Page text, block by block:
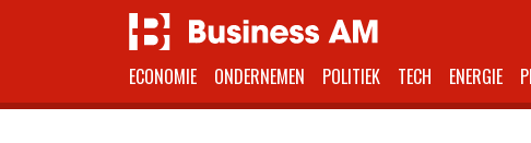
ECONOMIE ONDERNEMEN POLITIEK TECH ENERGIE